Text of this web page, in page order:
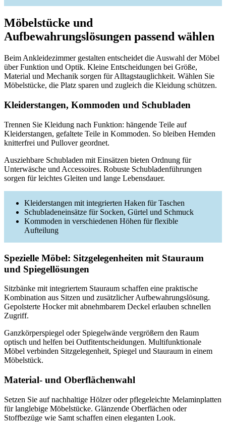
Möbelstücke und
Aufbewahrungslösungen passend wählen
Beim Ankleidezimmer gestalten entscheidet die Auswahl der Möbel
über Funktion und Optik. Kleine Entscheidungen bei Größe,
Material und Mechanik sorgen für Alltagstauglichkeit. Wählen Sie
Möbelstücke, die Platz sparen und zugleich die Kleidung schützen.
Kleiderstangen, Kommoden und Schubladen
Trennen Sie Kleidung nach Funktion: hängende Teile auf
Kleiderstangen, gefaltete Teile in Kommoden. So bleiben Hemden
knitterfrei und Pullover geordnet.
Ausziehbare Schubladen mit Einsätzen bieten Ordnung für
Unterwäsche und Accessoires. Robuste Schubladenführungen
sorgen für leichtes Gleiten und lange Lebensdauer.
Kleiderstangen mit integrierten Haken für Taschen
Schubladeneinsätze für Socken, Gürtel und Schmuck
Kommoden in verschiedenen Höhen für flexible
Aufteilung
Spezielle Möbel: Sitzgelegenheiten mit Stauraum
und Spiegellösungen
Sitzbänke mit integriertem Stauraum schaffen eine praktische
Kombination aus Sitzen und zusätzlicher Aufbewahrungslösung.
Gepolsterte Hocker mit abnehmbarem Deckel erlauben schnellen
Zugriff.
Ganzkörperspiegel oder Spiegelwände vergrößern den Raum
optisch und helfen bei Outfitentscheidungen. Multifunktionale
Möbel verbinden Sitzgelegenheit, Spiegel und Stauraum in einem
Möbelstück.
Material- und Oberflächenwahl
Setzen Sie auf nachhaltige Hölzer oder pflegeleichte Melaminplatten
für langlebige Möbelstücke. Glänzende Oberflächen oder
Stoffbezüge wie Samt schaffen einen eleganten Look.